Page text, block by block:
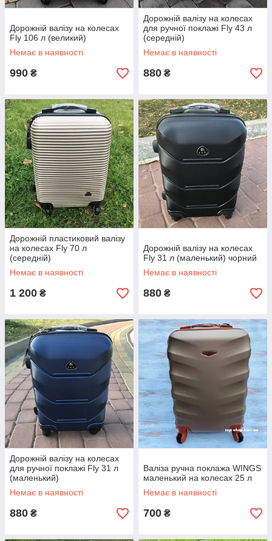
Дорожній валізу на колесах
Fly 106 л (великий)
Немає в наявності
990 ₴
Дорожній валізу на колесах
для ручної поклажі Fly 43 л
(середній)
Немає в наявності
880 ₴
Дорожній пластиковий валізу
на колесах Fly 70 л
(середній)
Немає в наявності
1 200 ₴
Дорожній валізу на колесах
Fly 31 л (маленький) чорний
Немає в наявності
880 ₴
Дорожній валізу на колесах
для ручної поклажі Fly 31 л
(маленький)
Немає в наявності
880 ₴
Валіза ручна поклажа WINGS
маленький на колесах 25 л
Немає в наявності
700 ₴